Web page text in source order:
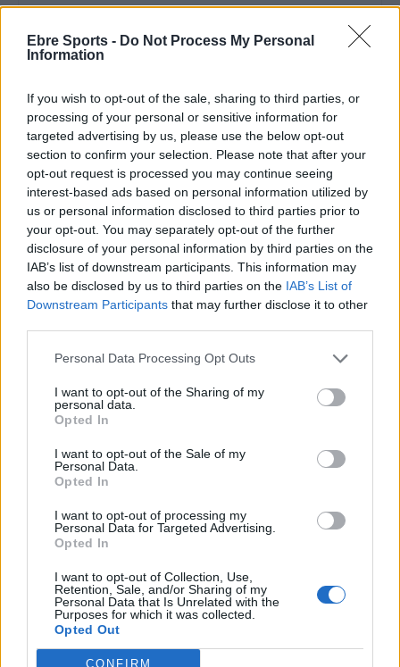
Ebre Sports - Do Not Process My Personal
Information
If you wish to opt-out of the sale, sharing to third parties, or
processing of your personal or sensitive information for
targeted advertising by us, please use the below opt-out
section to confirm your selection. Please note that after your
opt-out request is processed you may continue seeing
interest-based ads based on personal information utilized by
us or personal information disclosed to third parties prior to
your opt-out. You may separately opt-out of the further
disclosure of your personal information by third parties on the
IAB’s list of downstream participants. This information may
also be disclosed by us to third parties on the IAB’s List of
Downstream Participants that may further disclose it to other
Personal Data Processing Opt Outs
I want to opt-out of the Sharing of my
personal data.
Opted In
I want to opt-out of the Sale of my
Personal Data.
Opted In
I want to opt-out of processing my
Personal Data for Targeted Advertising.
Opted In
I want to opt-out of Collection, Use,
Retention, Sale, and/or Sharing of my
Personal Data that Is Unrelated with the
Purposes for which it was collected.
Opted Out
CONFIRM
ARTICLES RELACIONATS
Bàsquet
El Cantaires amb baixes rep al CB
Viladecans en el tram decisiu de la lliga
maig 9, 2026
Bàsquet
El Cantaires guanya al Serrallo a un rival
directe i recupera les opcions d’ascens
abril 28, 2026
Bàsquet
El Bàsquet Morell acaba amb la ratxa
positiva del Cantaires com a local
abril 19, 2026
DEIXA UNA RESPOSTA
Comentari: